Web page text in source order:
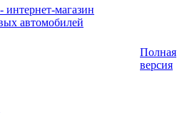
Полная
версия